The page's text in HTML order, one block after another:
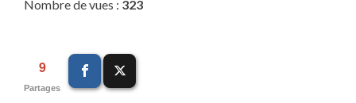
Nombre de vues : 323
9
Partages